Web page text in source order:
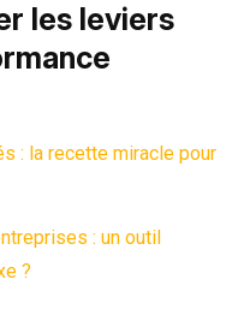
les leviers
: la recette miracle pour
: un outil
?